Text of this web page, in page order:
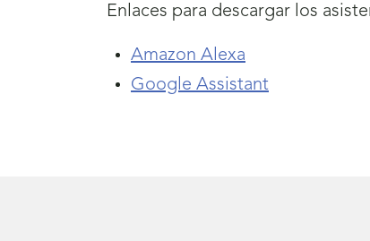
Enlaces para descargar los
Amazon Alexa
Google Assistant